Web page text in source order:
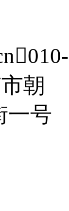
010-
朝
一号